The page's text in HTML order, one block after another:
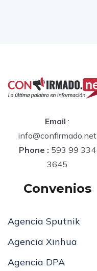
Email :
info@confirmado.net
Phone : 593 99 334
3645
Convenios
Agencia Sputnik
Agencia Xinhua
Agencia DPA